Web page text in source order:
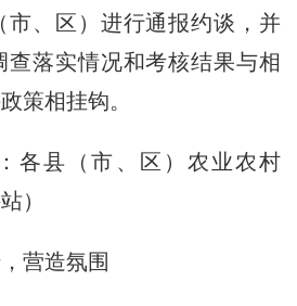
市、区）进行通报约谈，并
落实情况和考核结果与相
策相挂钩。
各县（市、区）农业农村
）
营造氛围